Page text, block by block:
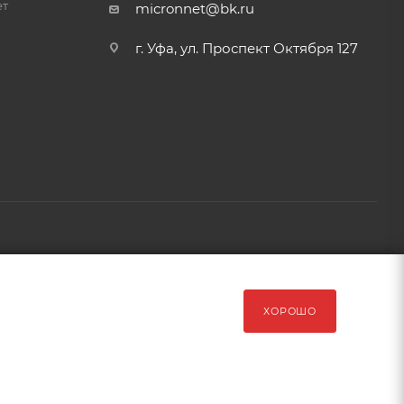
micronnet@bk.ru
г. Уфа, ул. Проспект Октября 127
ХОРОШО